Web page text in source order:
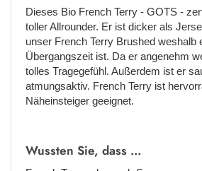
Dieses Bio French Terry - GOTS -
toller Allrounder. Er ist dicker als
unser French Terry Brushed weshalb
Übergangszeit ist. Da er angenehm
tolles Tragegefühl. Außerdem ist er
atmungsaktiv. French Terry ist
Näheinsteiger geeignet.
Wussten Sie, dass ...